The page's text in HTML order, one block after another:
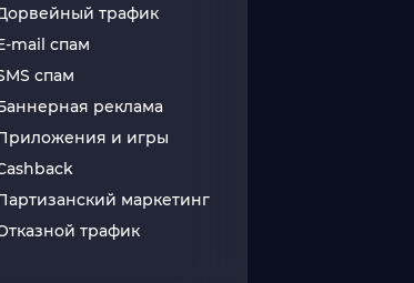
трафик
mail спам
спам
реклама
и игры
маркетинг
трафик